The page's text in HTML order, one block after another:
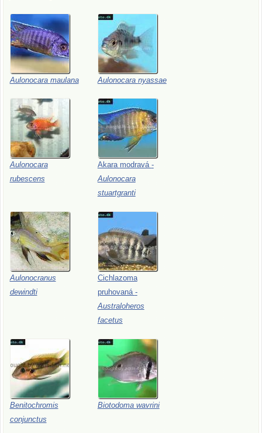
Aulonocara maulana Aulonocara nyassae
Aulonocara
rubescens
Akara modravá -
Aulonocara
stuartgranti
Aulonocranus
dewindti
Cichlazoma
pruhovaná -
Australoheros
facetus
Benitochromis
conjunctus
Biotodoma wavrini